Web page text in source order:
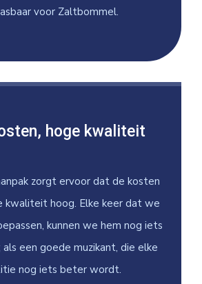
voor Zaltbommel.
hoge kwaliteit
zorgt ervoor dat de kosten
kwaliteit hoog. Elke keer dat we
kunnen we hem nog iets
een goede muzikant, die elke
nog iets beter wordt.